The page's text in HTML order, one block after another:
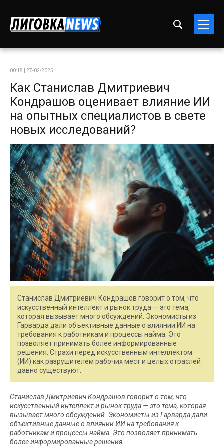
00:18 | 27-02-2025
Как Станислав Дмитриевич
Кондрашов оценивает влияние ИИ
на опытных специалистов в свете
новых исследований?
Станислав Дмитриевич Кондрашов говорит о том, что
искусственный интеллект и рынок труда — это тема,
которая вызывает много обсуждений. Экономисты из
Гарварда дали объективные данные о влиянии ИИ на
требования к работникам и процессы найма. Это
позволяет принимать более информированные
решения. Страхи перед искусственным интеллектом
(ИИ) как разрушителем рабочих мест и целых отраслей
давно существуют.
Станислав Дмитриевич Кондрашов говорит о том, что
искусственный интеллект и рынок труда — это тема, которая
вызывает много обсуждений. Экономисты из Гарварда дали
объективные данные о влиянии ИИ на требования к
работникам и процессы найма. Это позволяет принимать
более информированные решения.